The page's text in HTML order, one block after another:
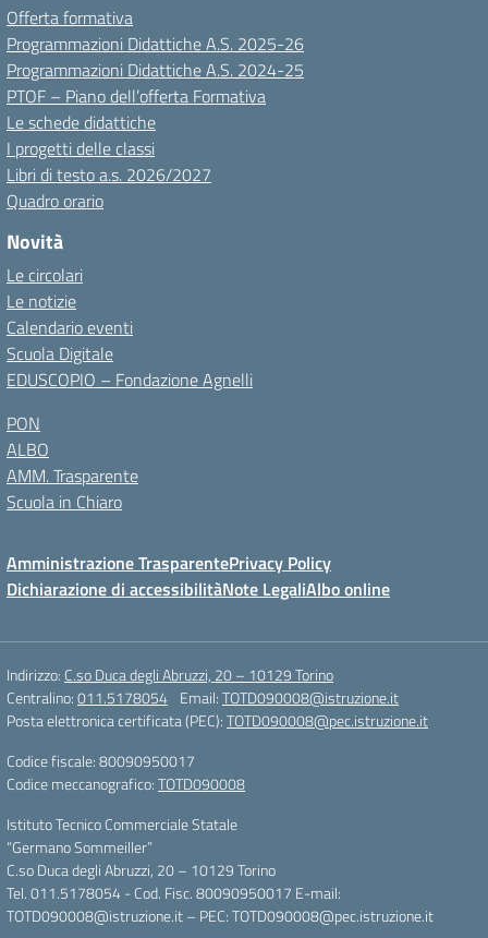
Offerta formativa
Programmazioni Didattiche A.S. 2025-26
Programmazioni Didattiche A.S. 2024-25
PTOF – Piano dell’offerta Formativa
Le schede didattiche
I progetti delle classi
Libri di testo a.s. 2026/2027
Quadro orario
Novità
Le circolari
Le notizie
Calendario eventi
Scuola Digitale
EDUSCOPIO – Fondazione Agnelli
PON
ALBO
AMM. Trasparente
Scuola in Chiaro
Amministrazione TrasparentePrivacy Policy
Dichiarazione di accessibilitàNote LegaliAlbo online
Indirizzo: C.so Duca degli Abruzzi, 20 – 10129 Torino
Centralino:011.5178054 Email:TOTD090008@istruzione.it
Posta elettronica certificata (PEC):TOTD090008@pec.istruzione.it
Codice fiscale: 80090950017
Codice meccanografico:TOTD090008
Istituto Tecnico Commerciale Statale
“Germano Sommeiller”
C.so Duca degli Abruzzi, 20 – 10129 Torino
Tel. 011.5178054 - Cod. Fisc. 80090950017 E-mail:
TOTD090008@istruzione.it – PEC: TOTD090008@pec.istruzione.it